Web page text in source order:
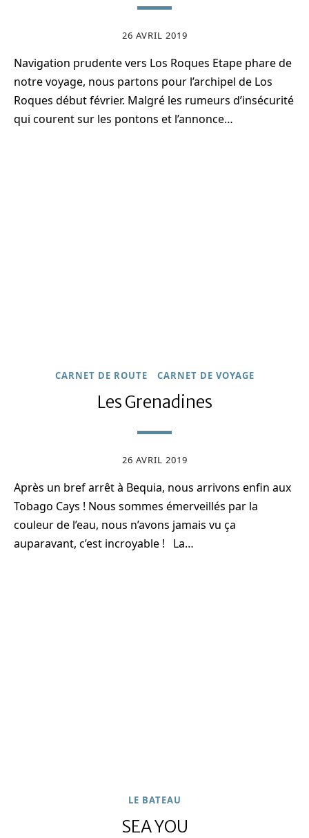
26 AVRIL 2019
Navigation prudente vers Los Roques Etape phare de
notre voyage, nous partons pour l’archipel de Los
Roques début février. Malgré les rumeurs d’insécurité
qui courent sur les pontons et l’annonce…
CARNET DE ROUTE CARNET DE VOYAGE
Les Grenadines
26 AVRIL 2019
Après un bref arrêt à Bequia, nous arrivons enfin aux
Tobago Cays ! Nous sommes émerveillés par la
couleur de l’eau, nous n’avons jamais vu ça
auparavant, c’est incroyable ! La…
LE BATEAU
SEA YOU